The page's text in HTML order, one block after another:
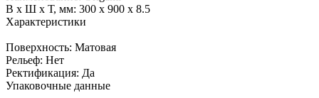
В x Ш x Т, мм: 300 x 900 x 8.5
Характеристики
Поверхность: Матовая
Рельеф: Нет
Ректификация: Да
Упаковочные данные